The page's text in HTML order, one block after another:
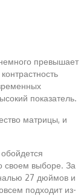
превышает
показатель.
матрицы, и
своем выборе. За
27 дюймов и
подходит из-